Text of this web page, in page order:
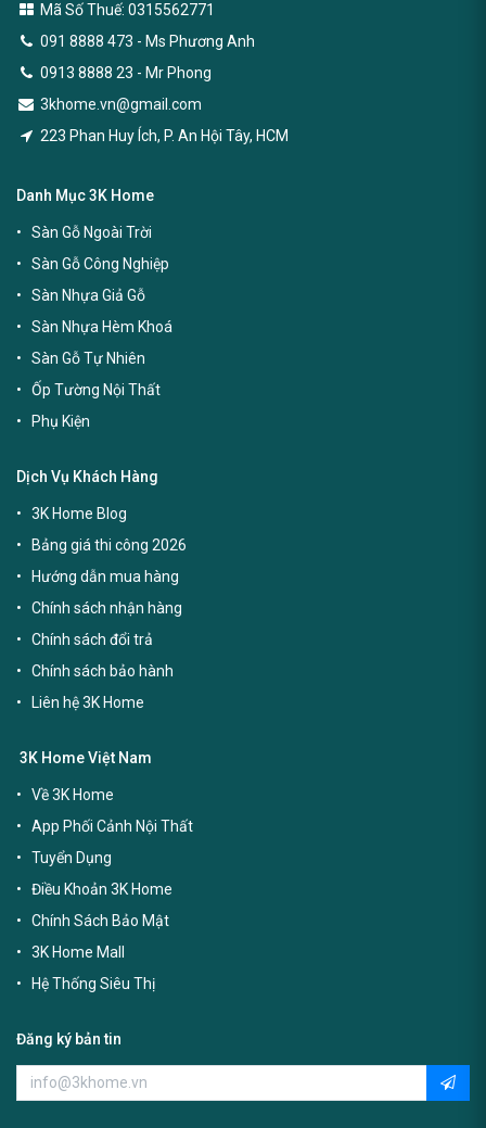
Mã Số Thuế: 0315562771
091 8888 473 - Ms Phương Anh
0913 8888 23 - Mr Phong
3khome.vn@gmail.com
223 Phan Huy Ích, P. An Hội Tây, HCM
Danh Mục 3K Home
Sàn Gỗ Ngoài Trời
Sàn Gỗ Công Nghiệp
Sàn Nhựa Giả Gỗ
Sàn Nhựa Hèm Khoá
Sàn Gỗ Tự Nhiên
Ốp Tường Nội Thất
Phụ Kiện
Dịch Vụ Khách Hàng
3K Home Blog
Bảng giá thi công 2026
Hướng dẫn mua hàng
Chính sách nhận hàng
Chính sách đổi trả
Chính sách bảo hành
Liên hệ 3K Home
3K Home Việt Nam
Về 3K Home
App Phối Cảnh Nội Thất
Tuyển Dụng
Điều Khoản 3K Home
Chính Sách Bảo Mật
3K Home Mall
Hệ Thống Siêu Thị
Đăng ký bản tin